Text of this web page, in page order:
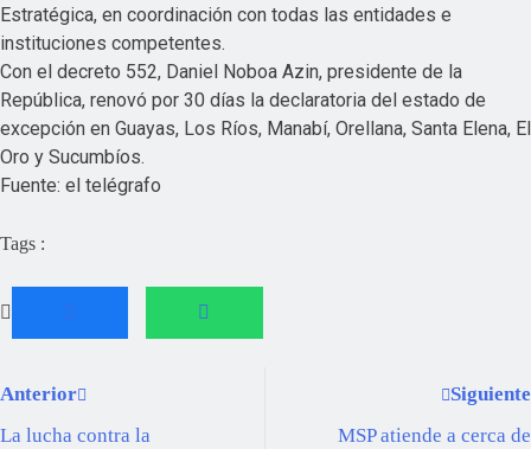
Estratégica, en coordinación con todas las entidades e
instituciones competentes.
Con el decreto 552, Daniel Noboa Azin, presidente de la
República, renovó por 30 días la declaratoria del estado de
excepción en Guayas, Los Ríos, Manabí, Orellana, Santa Elena, El
Oro y Sucumbíos.
Fuente: el telégrafo
Tags :
Anterior
La lucha contra la
Siguiente
MSP atiende a cerca de